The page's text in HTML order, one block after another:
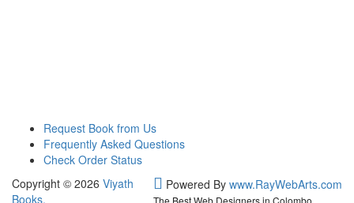
Request Book from Us
Frequently Asked Questions
Check Order Status
Powered By www.RayWebArts.com
The Best Web Designers in Colombo
Copyright © 2026 Viyath
Books.